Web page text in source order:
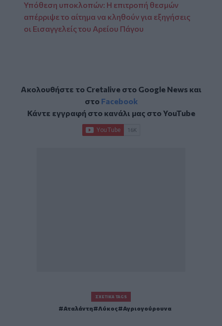
Υπόθεση υποκλοπών: Η επιτροπή θεσμών
απέρριψε το αίτημα να κληθούν για εξηγήσεις
οι Εισαγγελείς του Αρείου Πάγου
Ακολουθήστε το Cretalive στο Google Newsκαι
στο Facebook
Κάντε εγγραφή στο κανάλι μας στοYouTube
ΣΧΕΤΙΚΆ TAGS
Αταλάντη Λύκος Αγριογούρουνα